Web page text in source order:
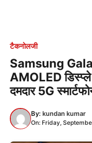
टैकनोलजी
Samsung
AMOLED
दमदार 5G
By: kundan kumar
On: Friday,